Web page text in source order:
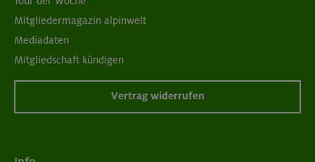
Mitgliedermagazin alpinwelt
Mediadaten
Mitgliedschaft kündigen
Vertrag widerrufen